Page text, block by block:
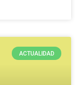
ACTUALIDAD